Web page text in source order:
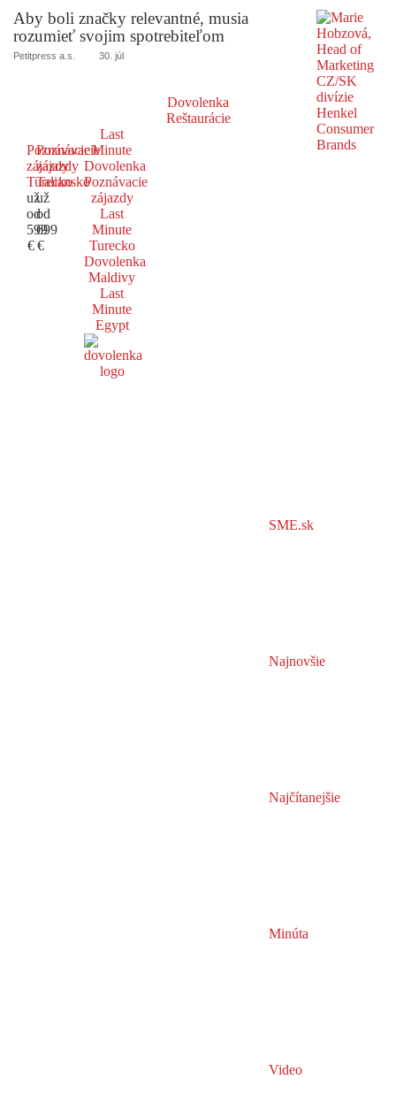
Aby boli značky relevantné, musia
rozumieť svojim spotrebiteľom
Petitpress a.s. 30. júl
Dovolenka
Reštaurácie
Poznávacie
zájazdy
Turecko
už
od
599
€
Poznávacie
zájazdy
Taliansko
už
od
699
€
Last
Minute
Dovolenka
Poznávacie
zájazdy
Last
Minute
Turecko
Dovolenka
Maldivy
Last
Minute
Egypt
SME.sk
Najnovšie
Najčítanejšie
Minúta
Video